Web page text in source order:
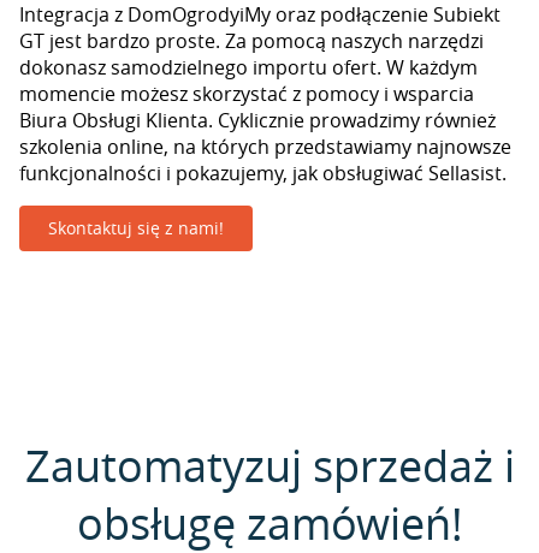
Integracja z DomOgrodyiMy oraz podłączenie Subiekt
GT jest bardzo proste. Za pomocą naszych narzędzi
dokonasz samodzielnego importu ofert. W każdym
momencie możesz skorzystać z pomocy i wsparcia
Biura Obsługi Klienta. Cyklicznie prowadzimy również
szkolenia online, na których przedstawiamy najnowsze
funkcjonalności i pokazujemy, jak obsługiwać Sellasist.
Skontaktuj się z nami!
Zautomatyzuj sprzedaż i
obsługę zamówień!